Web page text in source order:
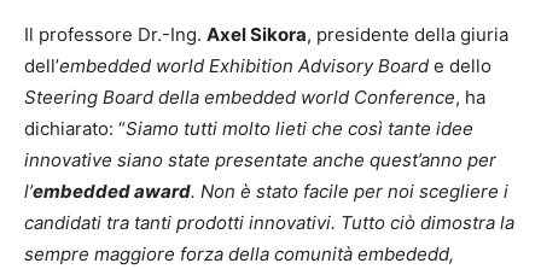
Il professore Dr.-Ing. Axel Sikora, presidente della giuria
dell’embedded world Exhibition Advisory Board e dello
Steering Board della embedded world Conference, ha
dichiarato: “Siamo tutti molto lieti che così tante idee
innovative siano state presentate anche quest’anno per
l’embedded award. Non è stato facile per noi scegliere i
candidati tra tanti prodotti innovativi. Tutto ciò dimostra la
sempre maggiore forza della comunità embededd,